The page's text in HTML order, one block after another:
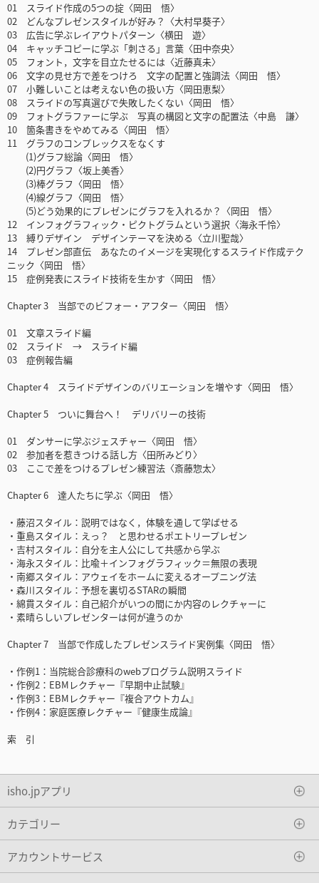
01 スライド作成の5つの掟〈岡田 悟〉
02 どんなプレゼンスタイルが好み？〈大村早葵子〉
03 広告に学ぶレイアウトパターン〈横田 遊〉
04 キャッチコピーに学ぶ「刺さる」言葉〈田中奈央〉
05 フォント，文字を目立たせるには〈近藤真未〉
06 文字の見せ方で差をつけろ 文字の配置と強調法〈岡田 悟〉
07 小難しいことは考えない色の扱い方〈岡田恵梨〉
08 スライドの写真選びで失敗したくない〈岡田 悟〉
09 フォトグラファーに学ぶ 写真の構図と文字の配置法〈中島 謙〉
10 箇条書きをやめてみる〈岡田 悟〉
11 グラフのコンプレックスをなくす
(1)グラフ総論〈岡田 悟〉
(2)円グラフ〈坂上美香〉
(3)棒グラフ〈岡田 悟〉
(4)線グラフ〈岡田 悟〉
(5)どう効果的にプレゼンにグラフを入れるか？〈岡田 悟〉
12 インフォグラフィック・ピクトグラムという選択〈海永千怜〉
13 縛りデザイン デザインテーマを決める〈立川聖哉〉
14 プレゼン部直伝 あなたのイメージを実現化するスライド作成テク
ニック〈岡田 悟〉
15 症例発表にスライド技術を生かす〈岡田 悟〉
Chapter 3 当部でのビフォー・アフター〈岡田 悟〉
01 文章スライド編
02 スライド → スライド編
03 症例報告編
Chapter 4 スライドデザインのバリエーションを増やす〈岡田 悟〉
Chapter 5 ついに舞台へ！ デリバリーの技術
01 ダンサーに学ぶジェスチャー〈岡田 悟〉
02 参加者を惹きつける話し方〈田所みどり〉
03 ここで差をつけるプレゼン練習法〈斎藤惣太〉
Chapter 6 達人たちに学ぶ〈岡田 悟〉
・藤沼スタイル：説明ではなく，体験を通して学ばせる
・重島スタイル：えっ？ と思わせるポエトリープレゼン
・吉村スタイル：自分を主人公にして共感から学ぶ
・海永スタイル：比喩＋インフォグラフィック＝無限の表現
・南郷スタイル：アウェイをホームに変えるオープニング法
・森川スタイル：予想を裏切るSTARの瞬間
・綿貫スタイル：自己紹介がいつの間にか内容のレクチャーに
・素晴らしいプレゼンターは何が違うのか
Chapter 7 当部で作成したプレゼンスライド実例集〈岡田 悟〉
・作例1：当院総合診療科のwebプログラム説明スライド
・作例2：EBMレクチャー『早期中止試験』
・作例3：EBMレクチャー『複合アウトカム』
・作例4：家庭医療レクチャー『健康生成論』
索 引
isho.jpアプリ
カテゴリー
アカウントサービス